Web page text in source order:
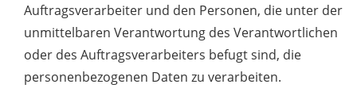
Auftragsverarbeiter und den Personen, die unter der
unmittelbaren Verantwortung des Verantwortlichen
oder des Auftragsverarbeiters befugt sind, die
personenbezogenen Daten zu verarbeiten.